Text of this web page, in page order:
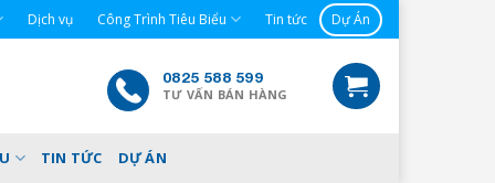
Dịch vụ Công Trình Tiêu Biểu Tin tức Dự Án
0825 588 599
TƯ VẤN BÁN HÀNG
TIN TỨC DỰ ÁN